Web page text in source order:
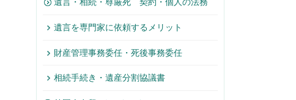
遺言・相続・尊厳死 契約・個人の法務
遺言を専門家に依頼するメリット
財産管理事務委任・死後事務委任
相続手続き・遺産分割協議書